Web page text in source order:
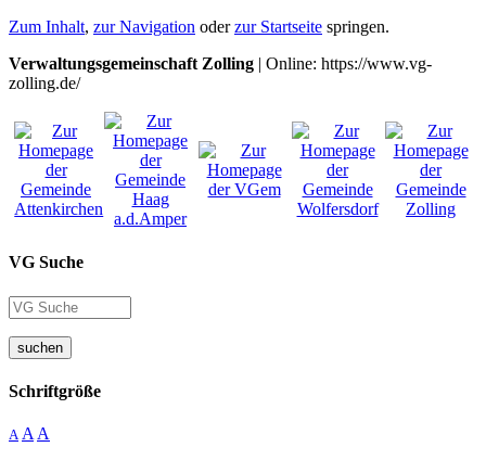
Zum Inhalt, zur Navigation oderzur Startseite springen.
Verwaltungsgemeinschaft Zolling | Online: https://www.vg-
zolling.de/
VG Suche
suchen
Schriftgröße
A A A